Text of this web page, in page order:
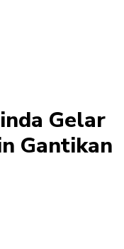
Gelar
Gantikan